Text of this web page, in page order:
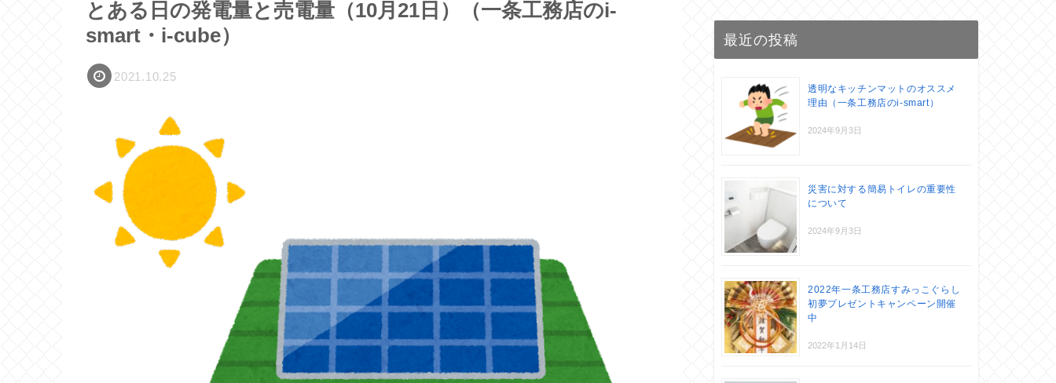
とある日の発電量と売電量（10月21日）（一条工務店のi-
smart・i-cube）
2021.10.25
最近の投稿
透明なキッチンマットのオススメ
理由（一条工務店のi-smart）
2024年9月3日
災害に対する簡易トイレの重要性
について
2024年9月3日
2022年一条工務店すみっこぐらし
初夢プレゼントキャンペーン開催
中
2022年1月14日